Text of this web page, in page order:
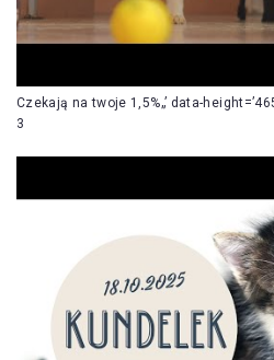
Czekają na twoje 1,5%„’ data-
3